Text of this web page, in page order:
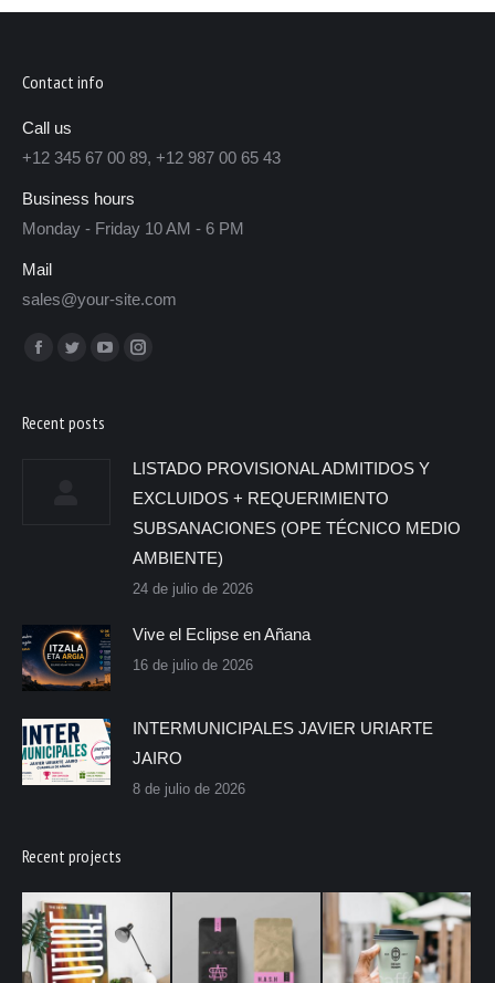
Contact info
Call us
+12 345 67 00 89, +12 987 00 65 43
Business hours
Monday - Friday 10 AM - 6 PM
Mail
sales@your-site.com
Encuéntranos en:
Recent posts
LISTADO PROVISIONAL ADMITIDOS Y
EXCLUIDOS + REQUERIMIENTO
SUBSANACIONES (OPE TÉCNICO MEDIO
AMBIENTE)
24 de julio de 2026
Vive el Eclipse en Añana
16 de julio de 2026
INTERMUNICIPALES JAVIER URIARTE
JAIRO
8 de julio de 2026
Recent projects